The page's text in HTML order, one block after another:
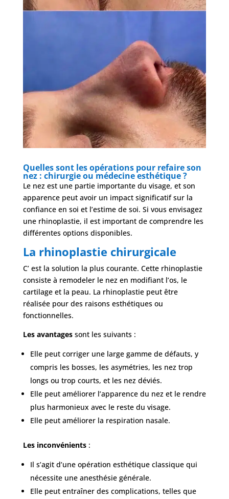
Quelles sont les opérations pour refaire son
nez : chirurgie ou médecine esthétique ?
Le nez est une partie importante du visage, et son
apparence peut avoir un impact significatif sur la
confiance en soi et l’estime de soi. Si vous envisagez
une rhinoplastie, il est important de comprendre les
différentes options disponibles.
La rhinoplastie chirurgicale
C’ est la solution la plus courante. Cette rhinoplastie
consiste à remodeler le nez en modifiant l’os, le
cartilage et la peau. La rhinoplastie peut être
réalisée pour des raisons esthétiques ou
fonctionnelles.
Les avantages sont les suivants :
Elle peut corriger une large gamme de défauts, y
compris les bosses, les asymétries, les nez trop
longs ou trop courts, et les nez déviés.
Elle peut améliorer l’apparence du nez et le rendre
plus harmonieux avec le reste du visage.
Elle peut améliorer la respiration nasale.
Les inconvénients:
Il s’agit d’une opération esthétique classique qui
nécessite une anesthésie générale.
Elle peut entraîner des complications, telles que